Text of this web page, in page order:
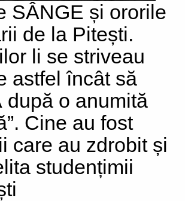
SÂNGE și ororile
de la Pitești.
li se striveau
astfel încât să
după o anumită
Cine au fost
care au zdrobit și
studențimii